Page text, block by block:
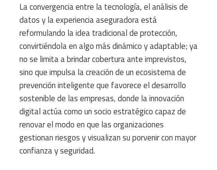
La convergencia entre la tecnología, el análisis de
datos y la experiencia aseguradora está
reformulando la idea tradicional de protección,
convirtiéndola en algo más dinámico y adaptable; ya
no se limita a brindar cobertura ante imprevistos,
sino que impulsa la creación de un ecosistema de
prevención inteligente que favorece el desarrollo
sostenible de las empresas, donde la innovación
digital actúa como un socio estratégico capaz de
renovar el modo en que las organizaciones
gestionan riesgos y visualizan su porvenir con mayor
confianza y seguridad.